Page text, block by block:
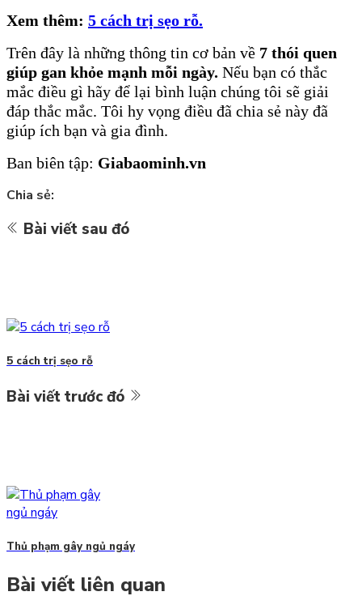
Xem thêm: 5 cách trị sẹo rỗ.
Trên đây là những thông tin cơ bản về 7 thói quen
giúp gan khỏe mạnh mỗi ngày. Nếu bạn có thắc
mắc điều gì hãy để lại bình luận chúng tôi sẽ giải
đáp thắc mắc. Tôi hy vọng điều đã chia sẻ này đã
giúp ích bạn và gia đình.
Ban biên tập: Giabaominh.vn
Chia sẻ:
Bài viết sau đó
5 cách trị sẹo rỗ
Bài viết trước đó
Thủ phạm gây ngủ ngáy
Bài viết liên quan